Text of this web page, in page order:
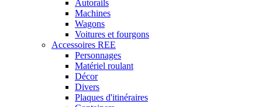
Autorails
Machines
Wagons
Voitures et fourgons
Accessoires REE
Personnages
Matériel roulant
Décor
Divers
Plaques d'itinéraires